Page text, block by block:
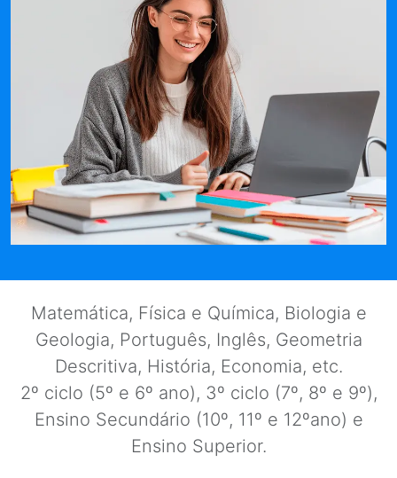
Matemática, Física e Química, Biologia e
Geologia, Português, Inglês, Geometria
Descritiva, História, Economia, etc.
2º ciclo (5º e 6º ano), 3º ciclo (7º, 8º e 9º),
Ensino Secundário (10º, 11º e 12ºano) e
Ensino Superior.